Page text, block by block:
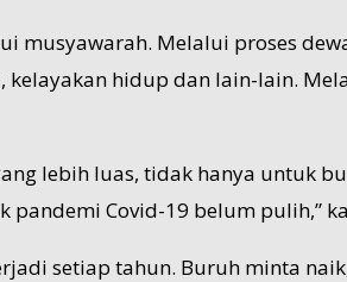
musyawarah. Melalui proses
hidup dan lain-lain.
lebih luas, tidak hanya
Covid-19 belum pulih,”
setiap tahun. Buruh minta